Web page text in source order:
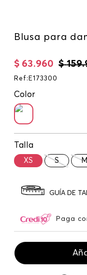
Blusa para
$ 159.
$ 63.960
Ref : E173300
Color
Talla
XS S M
GUÍA DE
Paga